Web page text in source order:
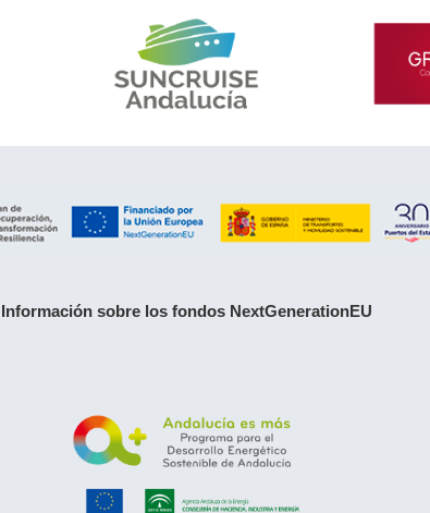
Información sobre los fondos NextGenerationEU